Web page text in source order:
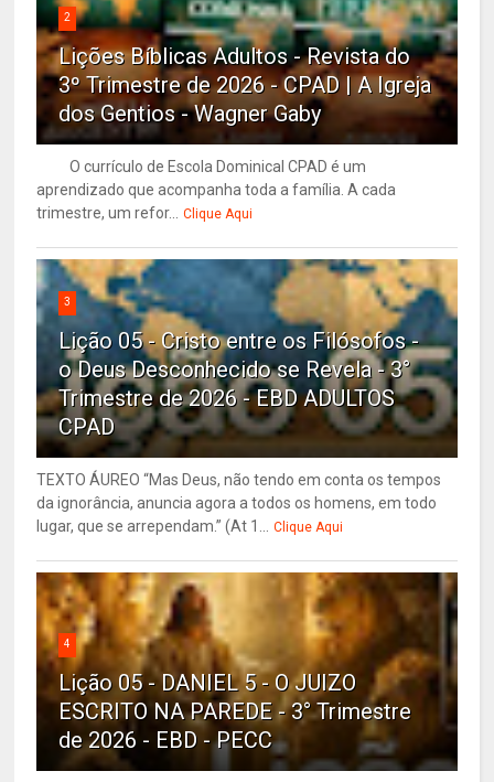
2
Lições Bíblicas Adultos - Revista do
3º Trimestre de 2026 - CPAD | A Igreja
dos Gentios - Wagner Gaby
O currículo de Escola Dominical CPAD é um
aprendizado que acompanha toda a família. A cada
trimestre, um refor... Clique Aqui
3
Lição 05 - Cristo entre os Filósofos -
o Deus Desconhecido se Revela - 3°
Trimestre de 2026 - EBD ADULTOS
CPAD
TEXTO ÁUREO “Mas Deus, não tendo em conta os tempos
da ignorância, anuncia agora a todos os homens, em todo
lugar, que se arrependam.” (At 1... Clique Aqui
4
Lição 05 - DANIEL 5 - O JUIZO
ESCRITO NA PAREDE - 3° Trimestre
de 2026 - EBD - PECC